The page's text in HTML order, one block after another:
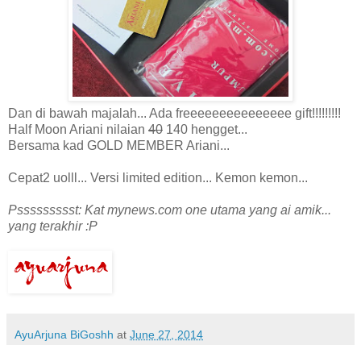
Dan di bawah majalah... Ada freeeeeeeeeeeeeee gift!!!!!!!!!
Half Moon Ariani nilaian 40 140 hengget...
Bersama kad GOLD MEMBER Ariani...
Cepat2 uolll... Versi limited edition... Kemon kemon...
Pssssssssst: Kat mynews.com one utama yang ai amik...
yang terakhir :P
AyuArjuna BiGoshh at June 27, 2014